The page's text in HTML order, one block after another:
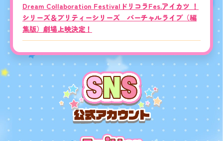
Dream Collaboration FestivalドリコラFes.アイカツ ！
シリーズ＆プリティーシリーズ バーチャルライブ（編
集版）劇場上映決定！